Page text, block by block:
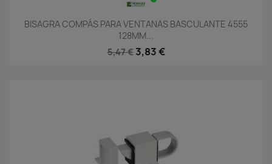
BISAGRA COMPÁS PARA VENTANAS BASCULANTE 4555
128MM...
5,47 € 3,83 €